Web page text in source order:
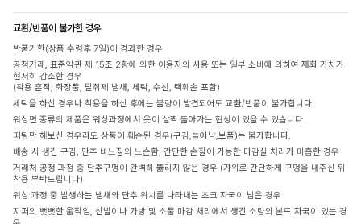
교환/반품이 불가한 경우
반품기한(상품 수령후 7일)이 경과한 경우
공정거래, 표준약관 제 15조 2항에 의한 이용자의 사용 또는 일부 소비에 의하여 재화 가치가
현저히 감소한 경우
(착용 흔적, 화장품, 탈취제 냄새, 세탁, 수선, 택훼손 포함)
세탁을 하신 경우나 착용을 하신 후에는 불량이 발견되어도 교환/반품이 불가합니다.
워싱면 종류의 제품은 워싱과정에서 옷이 살짝 돌아가는 현상이 있을 수 있습니다.
피팅만 해보신 경우라도 상품이 훼손된 경우(구김,늘어남,보풀)는 불가합니다.
배송 시 생긴 구김, 단추 바느질의 느슨함, 간단한 손질이 가능한 마감실 처리가 미흡한 경우
거래처 공정 과정 중 단추구멍이 완벽히 뚫리지 않은 경우 (가위로 간단하게 구멍을 내주신 뒤
착용 부탁드립니다)
워싱 과정 중 발생하는 냄새와 단추 위치를 나타내는 초크 자국이 남은 경우
지퍼의 뻣뻣한 움직임, 신발이나 가방 및 소품 마감 처리에서 생긴 소량의 본드 자국이 있는 경